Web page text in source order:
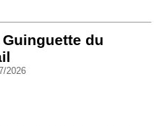
Guinguette du
2026